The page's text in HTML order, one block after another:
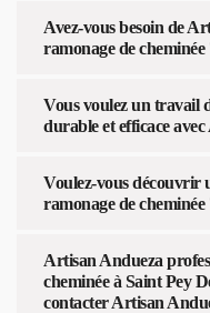
Avez-vous besoin de
ramonage de cheminée
Vous voulez un travail
durable et efficace
Voulez-vous
ramonage de cheminée
Artisan Andueza
cheminée à Saint Pey
contacter Artisan